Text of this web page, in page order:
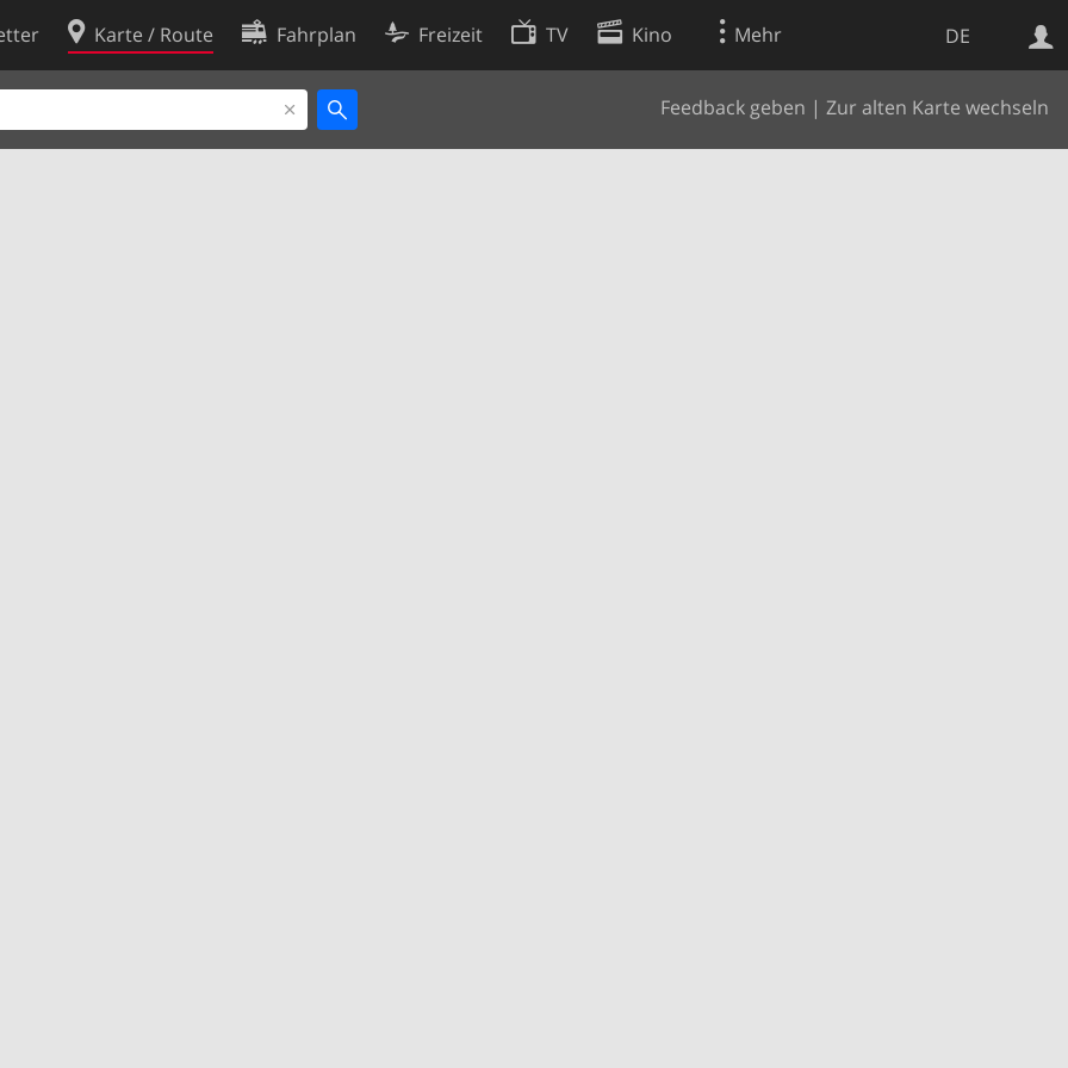
DE
Karte / Route Fahrplan Freizeit TV Kino Mehr
Feedback geben | Zur alten Karte wechseln
Websuche
Cookie-Richtlinie
Cookie-Einstellungen